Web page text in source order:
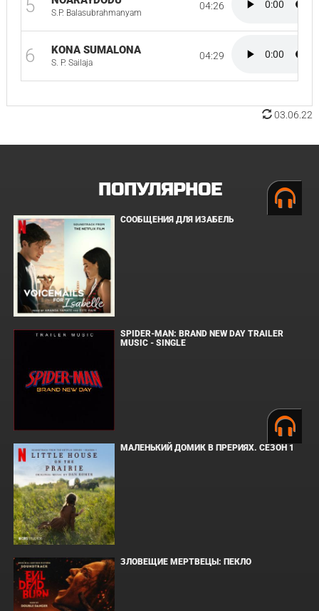
5 S.P. Balasubrahmanyam
04:26
6 KONA SUMALONA
S. P. Sailaja
04:29
03.06.22
ПОПУЛЯРНОЕ
СООБЩЕНИЯ ДЛЯ ИЗАБЕЛЬ
SPIDER-MAN: BRAND NEW DAY TRAILER
MUSIC - SINGLE
МАЛЕНЬКИЙ ДОМИК В ПРЕРИЯХ. СЕЗОН 1
ЗЛОВЕЩИЕ МЕРТВЕЦЫ: ПЕКЛО